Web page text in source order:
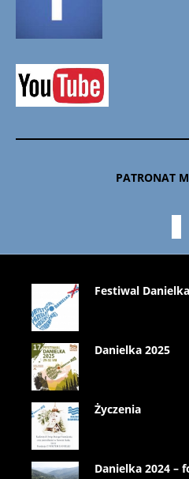
PATRONAT
Festiwal
Danielka 2025
Życzenia
Danielka 2024 –